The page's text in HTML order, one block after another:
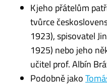
Kjeho přátelům
tvůrce
1923),spisovatel
1925) nebo jeho
učitel prof.Albín
Podobně jako